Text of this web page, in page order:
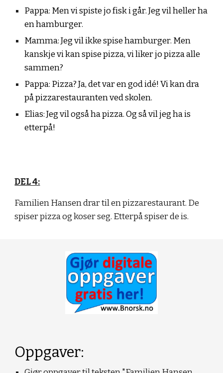
Pappa: Men vi spiste jo fisk i går. Jeg vil heller ha
en hamburger.
Mamma: Jeg vil ikke spise hamburger. Men
kanskje vi kan spise pizza, vi liker jo pizza alle
sammen?
Pappa: Pizza? Ja, det var en god idé! Vi kan dra
på pizzarestauranten ved skolen.
Elias: Jeg vil også ha pizza. Og så vil jeg ha is
etterpå!
DEL 4:
Familien Hansen drar til en pizzarestaurant. De
spiser pizza og koser seg. Etterpå spiser de is.
Oppgaver: